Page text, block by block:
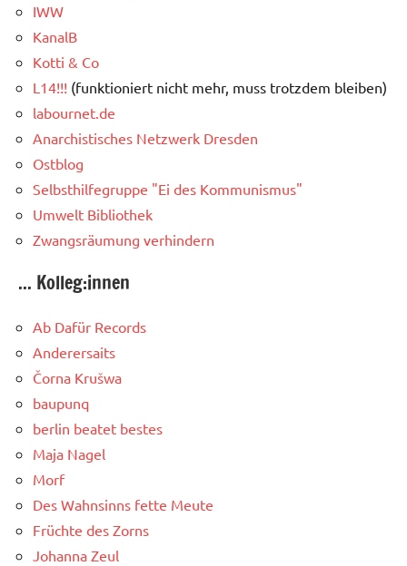
IWW
KanalB
Kotti & Co
L14!!! (funktioniert nicht mehr, muss trotzdem bleiben)
labournet.de
Anarchistisches Netzwerk Dresden
Ostblog
Selbsthilfegruppe "Ei des Kommunismus"
Umwelt Bibliothek
Zwangsräumung verhindern
... Kolleg:innen
Ab Dafür Records
Anderersaits
Čorna Krušwa
baupunq
berlin beatet bestes
Maja Nagel
Morf
Des Wahnsinns fette Meute
Früchte des Zorns
Johanna Zeul